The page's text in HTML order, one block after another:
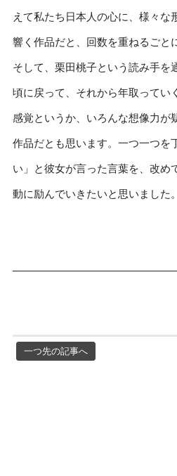
えて私たち日本人の心に、様々な
響く作品だと、回数を重ねるごと
そして、栗田桃子という読み手を
頃に戻って、それから年取ってい
感覚というか、いろんな想像力が
作品だとも思います。一つ一つを
い」と彼女が言った言葉を、改め
動に励んでいきたいと思いました。
一つ先の記事へ